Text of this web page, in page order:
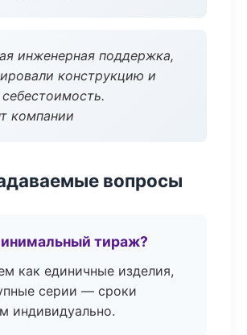
инженерная поддержка,
конструкцию и
компании
вопросы
тираж?
как единичные изделия,
серии — сроки
индивидуально.